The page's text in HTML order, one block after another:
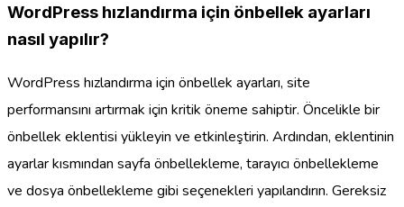
WordPress hızlandırma için önbellek ayarları
nasıl yapılır?
WordPress hızlandırma için önbellek ayarları, site
performansını artırmak için kritik öneme sahiptir. Öncelikle bir
önbellek eklentisi yükleyin ve etkinleştirin. Ardından, eklentinin
ayarlar kısmından sayfa önbellekleme, tarayıcı önbellekleme
ve dosya önbellekleme gibi seçenekleri yapılandırın. Gereksiz